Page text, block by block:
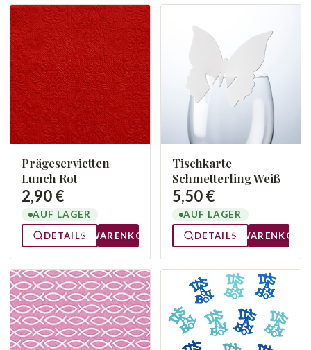
Prägeservietten
Lunch Rot
2,90 €
AUF LAGER
DETAILS
WARENKORB
Tischkarte
Schmetterling Weiß
5,50 €
AUF LAGER
DETAILS
WARENKORB